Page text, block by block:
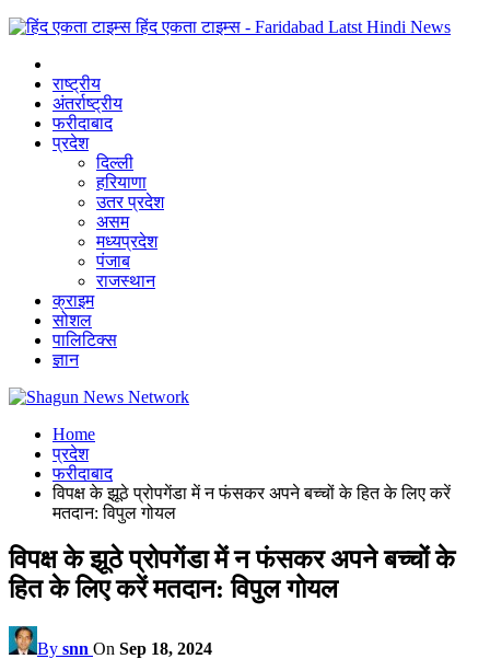
हिंद एकता टाइम्स - Faridabad Latst Hindi News
राष्ट्रीय
अंतर्राष्ट्रीय
फरीदाबाद
प्रदेश
दिल्ली
हरियाणा
उतर प्रदेश
असम
मध्यप्रदेश
पंजाब
राजस्थान
क्राइम
सोशल
पालिटिक्स
ज्ञान
Home
प्रदेश
फरीदाबाद
विपक्ष के झूठे प्रोपगेंडा में न फंसकर अपने बच्चों के हित के लिए करें
मतदान: विपुल गोयल
विपक्ष के झूठे प्रोपगेंडा में न फंसकर अपने बच्चों के
हित के लिए करें मतदान: विपुल गोयल
By snn On Sep 18, 2024